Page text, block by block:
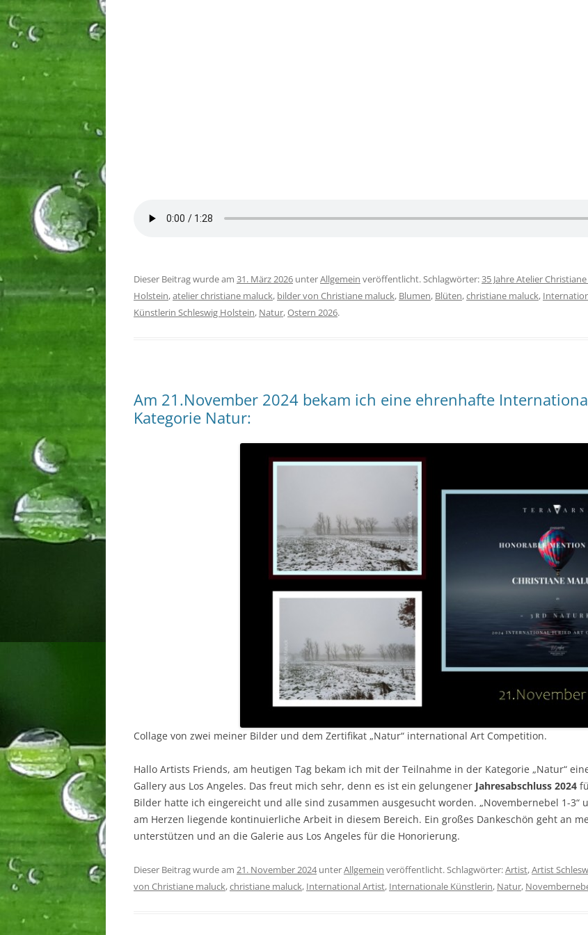
Dieser Beitrag wurde am 31. März 2026 unterAllgemein veröffentlicht. Schlagwörter:35 Jahre Atelier
Holstein,atelier christiane maluck, bilder von Christiane maluck, Blumen, Blüten,christiane maluck,
Künstlerin Schleswig Holstein, Natur,Ostern 2026.
Am 21.November 2024 bekam ich eine ehrenhafte
Kategorie Natur:
Collage von zwei meiner Bilder und dem Zertifikat „Natur“ international Art Competition.
Hallo Artists Friends, am heutigen Tag bekam ich mit der Teilnahme in der Kategorie „Natur“
Gallery aus Los Angeles. Das freut mich sehr, denn es ist ein gelungener Jahresabschluss 2024
Bilder hatte ich eingereicht und alle sind zusammen ausgesucht worden. „Novembernebel 1-3“
am Herzen liegende kontinuierliche Arbeit in diesem Bereich. Ein großes Dankeschön geht an
unterstützen und an die Galerie aus Los Angeles für die Honorierung.
Dieser Beitrag wurde am 21. November 2024unterAllgemein veröffentlicht. Schlagwörter:Artist,Artist
von Christiane maluck,christiane maluck, International Artist, Internationale Künstlerin, Natur,